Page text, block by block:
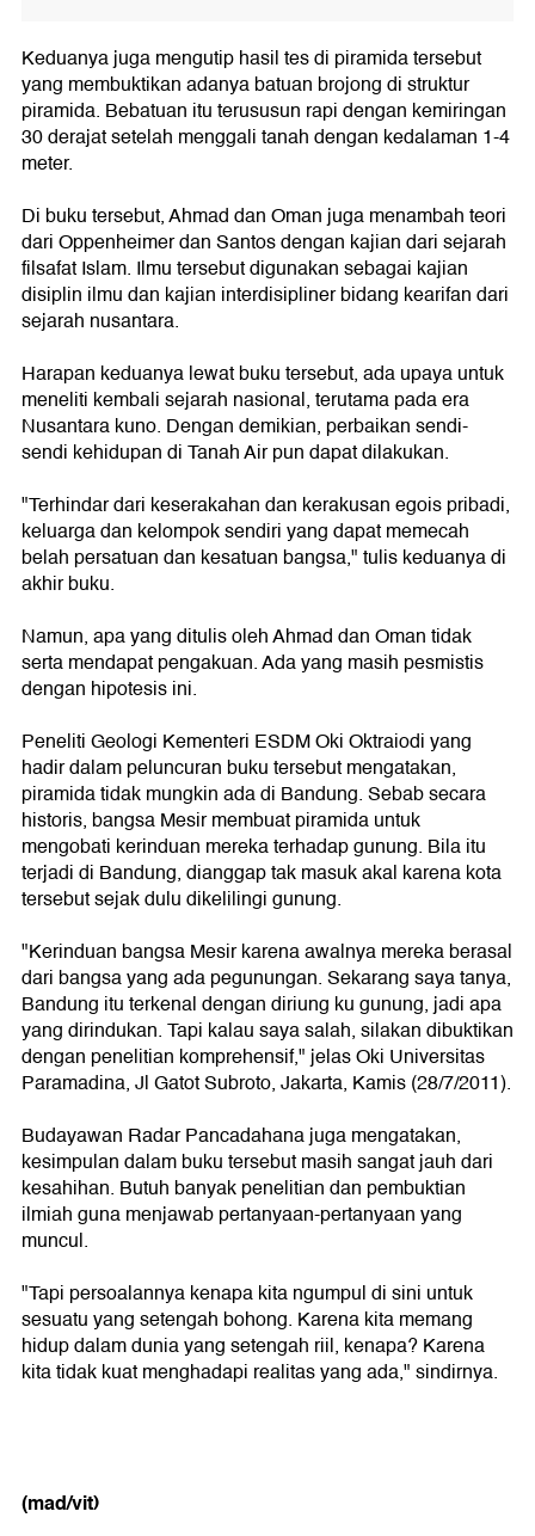
Keduanya juga mengutip hasil tes di piramida tersebut
yang membuktikan adanya batuan brojong di struktur
piramida. Bebatuan itu terususun rapi dengan kemiringan
30 derajat setelah menggali tanah dengan kedalaman 1-4
meter.
Di buku tersebut, Ahmad dan Oman juga menambah teori
dari Oppenheimer dan Santos dengan kajian dari sejarah
filsafat Islam. Ilmu tersebut digunakan sebagai kajian
disiplin ilmu dan kajian interdisipliner bidang kearifan dari
sejarah nusantara.
Harapan keduanya lewat buku tersebut, ada upaya untuk
meneliti kembali sejarah nasional, terutama pada era
Nusantara kuno. Dengan demikian, perbaikan sendi-
sendi kehidupan di Tanah Air pun dapat dilakukan.
"Terhindar dari keserakahan dan kerakusan egois pribadi,
keluarga dan kelompok sendiri yang dapat memecah
belah persatuan dan kesatuan bangsa," tulis keduanya di
akhir buku.
Namun, apa yang ditulis oleh Ahmad dan Oman tidak
serta mendapat pengakuan. Ada yang masih pesmistis
dengan hipotesis ini.
Peneliti Geologi Kementeri ESDM Oki Oktraiodi yang
hadir dalam peluncuran buku tersebut mengatakan,
piramida tidak mungkin ada di Bandung. Sebab secara
historis, bangsa Mesir membuat piramida untuk
mengobati kerinduan mereka terhadap gunung. Bila itu
terjadi di Bandung, dianggap tak masuk akal karena kota
tersebut sejak dulu dikelilingi gunung.
"Kerinduan bangsa Mesir karena awalnya mereka berasal
dari bangsa yang ada pegunungan. Sekarang saya tanya,
Bandung itu terkenal dengan diriung ku gunung, jadi apa
yang dirindukan. Tapi kalau saya salah, silakan dibuktikan
dengan penelitian komprehensif," jelas Oki Universitas
Paramadina, Jl Gatot Subroto, Jakarta, Kamis (28/7/2011).
Budayawan Radar Pancadahana juga mengatakan,
kesimpulan dalam buku tersebut masih sangat jauh dari
kesahihan. Butuh banyak penelitian dan pembuktian
ilmiah guna menjawab pertanyaan-pertanyaan yang
muncul.
"Tapi persoalannya kenapa kita ngumpul di sini untuk
sesuatu yang setengah bohong. Karena kita memang
hidup dalam dunia yang setengah riil, kenapa? Karena
kita tidak kuat menghadapi realitas yang ada," sindirnya.
(mad/vit)